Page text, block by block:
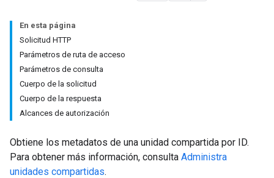
En esta página
Solicitud HTTP
Parámetros de ruta de acceso
Parámetros de consulta
Cuerpo de la solicitud
Cuerpo de la respuesta
Alcances de autorización
Obtiene los metadatos de una unidad compartida por ID.
Para obtener más información, consulta Administra
unidades compartidas.